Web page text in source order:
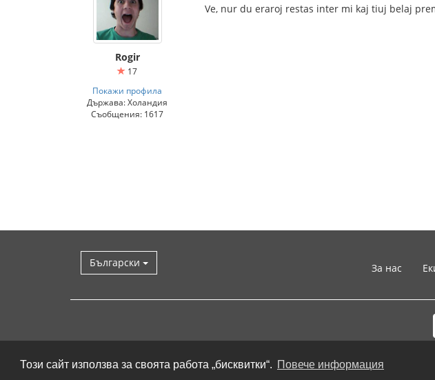
Този сайт използва за своята работа „бисквитки“. Повече информация
Rogir
17
Покажи профила
Държава: Холандия
Съобщения: 1617
Ve, nur du eraroj restas inter mi kaj tiuj belaj
Български За нас